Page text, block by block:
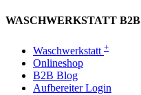
WASCHWERKSTATT B2B
Waschwerkstatt +
Onlineshop
B2B Blog
Aufbereiter Login